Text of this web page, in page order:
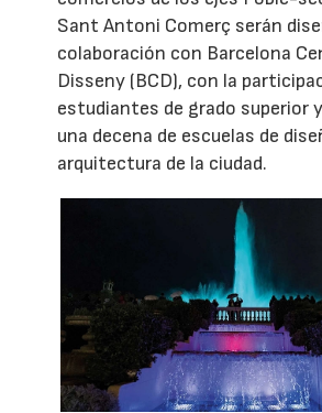
Sant Antoni Comerç serán
colaboración con Barcelona
Disseny (BCD), con la
estudiantes de grado superior
una decena de escuelas de
arquitectura de la ciudad.